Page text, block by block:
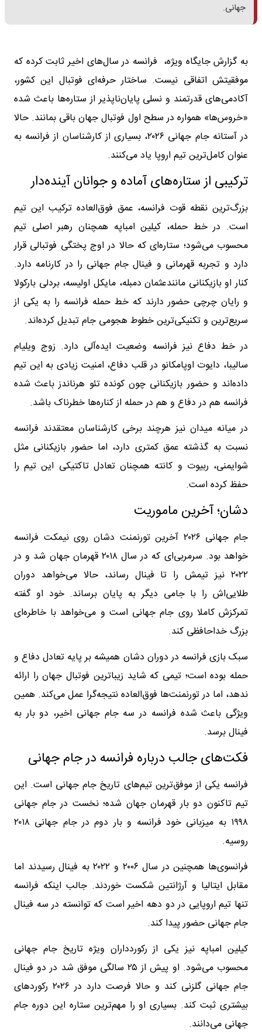
جهانی.
به گزارش جایگاه ویژه، فرانسه در سال‌های اخیر ثابت کرده که
موفقیتش اتفاقی نیست. ساختار حرفه‌ای فوتبال این کشور،
آکادمی‌های قدرتمند و نسلی پایان‌ناپذیر از ستاره‌ها باعث شده
«خروس‌ها» همواره در سطح اول فوتبال جهان باقی بمانند. حالا
در آستانه جام جهانی ۲۰۲۶، بسیاری از کارشناسان از فرانسه به
عنوان کامل‌ترین تیم اروپا یاد می‌کنند.
ترکیبی از ستاره‌های آماده و جوانان آینده‌دار
بزرگ‌ترین نقطه قوت فرانسه، عمق فوق‌العاده ترکیب این تیم
است. در خط حمله، کیلین امباپه همچنان رهبر اصلی تیم
محسوب می‌شود؛ ستاره‌ای که حالا در اوج پختگی فوتبالی قرار
دارد و تجربه قهرمانی و فینال جام جهانی را در کارنامه دارد.
کنار او بازیکنانی مانندعثمان دمبله، مایکل اولیسه، بردلی بارکولا
و رایان چرچی حضور دارند که خط حمله فرانسه را به یکی از
سریع‌ترین و تکنیکی‌ترین خطوط هجومی جام تبدیل کرده‌اند.
در خط دفاع نیز فرانسه وضعیت ایده‌آلی دارد. زوج ویلیام
سالیبا، دایوت اوپامکانو در قلب دفاع، امنیت زیادی به این تیم
داده‌اند و حضور بازیکنانی چون کونده تئو هرناندز باعث شده
فرانسه هم در دفاع و هم در حمله از کناره‌ها خطرناک باشد.
در میانه میدان نیز هرچند برخی کارشناسان معتقدند فرانسه
نسبت به گذشته عمق کمتری دارد، اما حضور بازیکنانی مثل
شوایمنی، ربیوت و کانته همچنان تعادل تاکتیکی این تیم را
حفظ کرده است.
دشان؛ آخرین ماموریت
جام جهانی ۲۰۲۶ آخرین تورنمنت دشان روی نیمکت فرانسه
خواهد بود. سرمربی‌ای که در سال ۲۰۱۸ قهرمان جهان شد و در
۲۰۲۲ نیز تیمش را تا فینال رساند، حالا می‌خواهد دوران
طلایی‌اش را با جامی دیگر به پایان برساند. خود او گفته
تمرکزش کاملا روی جام جهانی است و می‌خواهد با خاطره‌ای
بزرگ خداحافظی کند.
سبک بازی فرانسه در دوران دشان همیشه بر پایه تعادل دفاع و
حمله بوده است؛ تیمی که شاید زیباترین فوتبال جهان را ارائه
ندهد، اما در تورنمنت‌ها فوق‌العاده نتیجه‌گرا عمل می‌کند. همین
ویژگی باعث شده فرانسه در سه جام جهانی اخیر، دو بار به
فینال برسد.
فکت‌های جالب درباره فرانسه در جام جهانی
فرانسه یکی از موفق‌ترین تیم‌های تاریخ جام جهانی است. این
تیم تاکنون دو بار قهرمان جهان شده؛ نخست در جام جهانی
۱۹۹۸ به میزبانی خود فرانسه و بار دوم در جام جهانی ۲۰۱۸
روسیه.
فرانسوی‌ها همچنین در سال ۲۰۰۶ و ۲۰۲۲ به فینال رسیدند اما
مقابل ایتالیا و آرژانتین شکست خوردند. جالب اینکه فرانسه
تنها تیم اروپایی در دو دهه اخیر است که توانسته در سه فینال
جام جهانی حضور پیدا کند.
کیلین امباپه نیز یکی از رکوردداران ویژه تاریخ جام جهانی
محسوب می‌شود. او پیش از ۲۵ سالگی موفق شد در دو فینال
جام جهانی گلزنی کند و حالا فرصت دارد در ۲۰۲۶ رکوردهای
بیشتری ثبت کند. بسیاری او را مهم‌ترین ستاره این دوره جام
جهانی می‌دانند.